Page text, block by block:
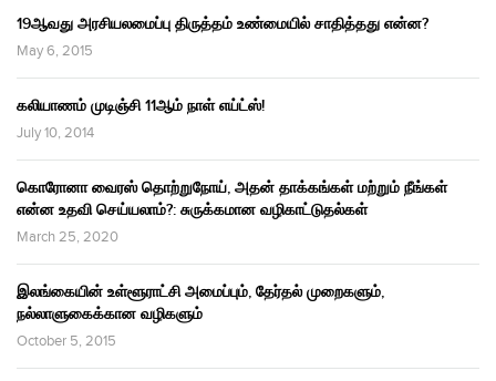
19ஆவது அரசியலமைப்பு திருத்தம் உண்மையில் சாதித்தது என்ன?
May 6, 2015
கலியாணம் முடிஞ்சி 11ஆம் நாள் எய்ட்ஸ்!
July 10, 2014
கொரோனா வைரஸ் தொற்றுநோய், அதன் தாக்கங்கள் மற்றும் நீங்கள்
என்ன உதவி செய்யலாம்?: சுருக்கமான வழிகாட்டுதல்கள்
March 25, 2020
இலங்கையின் உள்ளூராட்சி அமைப்பும், தேர்தல் முறைகளும்,
நல்லாளுகைக்கான வழிகளும்
October 5, 2015